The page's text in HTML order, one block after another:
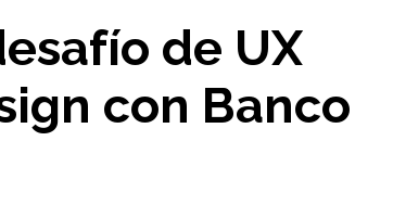
de UX
con Banco